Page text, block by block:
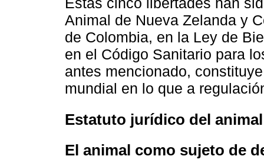
Animal de Nueva Zelanda y
de Colombia, en la Ley de
en el Código Sanitario para
antes mencionado,
mundial en lo que a
Estatuto jurídico del animal
El animal como sujeto de